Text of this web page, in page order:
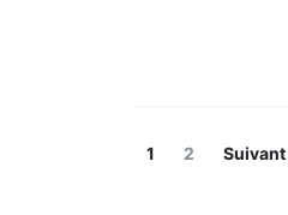
Navigation
Page
1 Page
2 Suivant